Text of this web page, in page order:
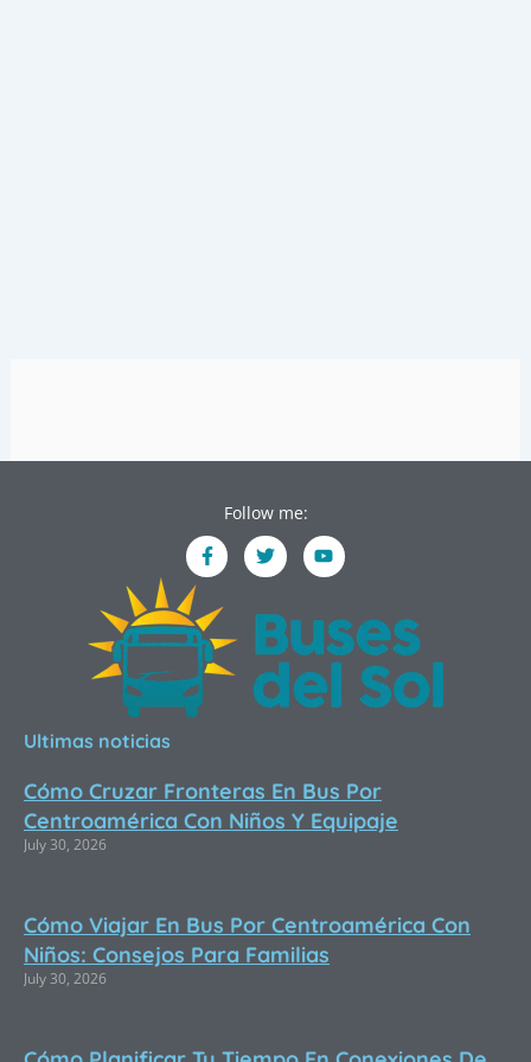
Follow me:
F
a
c
b
o
o
k
T
w
i
t
e
r
Y
o
u
u
b
e
Ultimas noticias
Cómo Cruzar Fronteras En Bus Por
Centroamérica Con Niños Y Equipaje
July 30, 2026
Cómo Viajar En Bus Por Centroamérica Con
Niños: Consejos Para Familias
July 30, 2026